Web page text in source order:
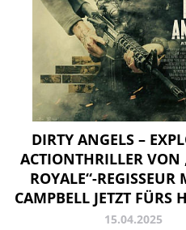
DIRTY ANGELS –
ACTIONTHRILLER VON
ROYALE“-REGISSEUR
CAMPBELL JETZT FÜRS
15.04.2025